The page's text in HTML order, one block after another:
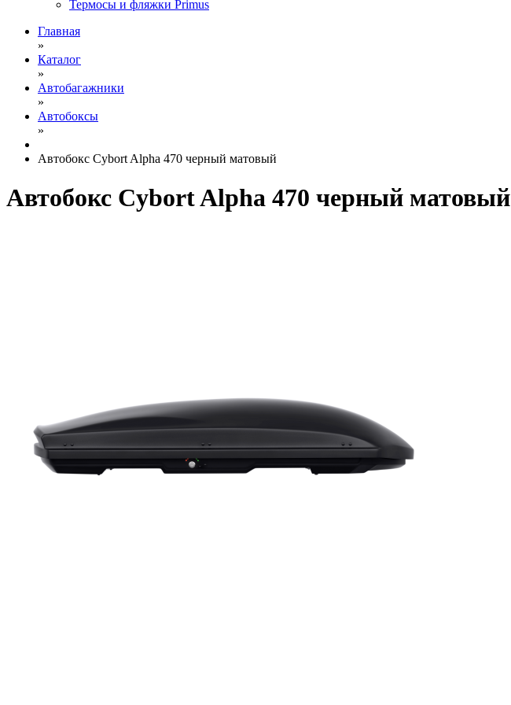
Термосы и фляжки Primus
Главная
»
Каталог
»
Автобагажники
»
Автобоксы
»
Автобокс Cybort Alpha 470 черный матовый
Автобокс Cybort Alpha 470 черный матовый